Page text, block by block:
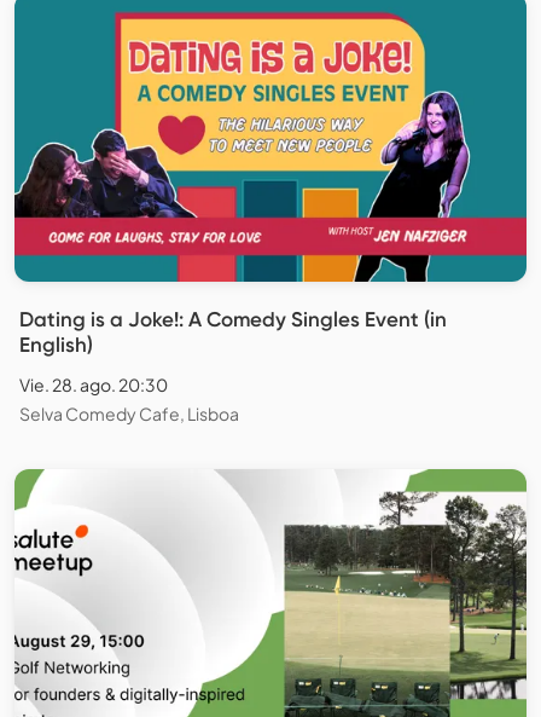
Dating is a Joke!: A Comedy Singles Event (in
English)
Vie. 28. ago. 20:30
Selva Comedy Cafe, Lisboa